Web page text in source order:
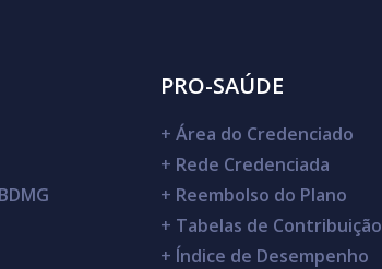
PRO-SAÚDE
+Área do Credenciado
+ Rede Credenciada
+ Reembolso do Plano
+ Tabelas de Contribuição
+ Índice de Desempenho